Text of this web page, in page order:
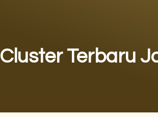
Cluster Terbaru